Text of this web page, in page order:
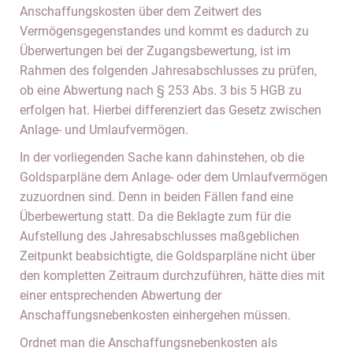
Anschaffungskosten über dem Zeitwert des
Vermögensgegenstandes und kommt es dadurch zu
Überwertungen bei der Zugangsbewertung, ist im
Rahmen des folgenden Jahresabschlusses zu prüfen,
ob eine Abwertung nach § 253 Abs. 3 bis 5 HGB zu
erfolgen hat. Hierbei differenziert das Gesetz zwischen
Anlage- und Umlaufvermögen.
In der vorliegenden Sache kann dahinstehen, ob die
Goldsparpläne dem Anlage- oder dem Umlaufvermögen
zuzuordnen sind. Denn in beiden Fällen fand eine
Überbewertung statt. Da die Beklagte zum für die
Aufstellung des Jahresabschlusses maßgeblichen
Zeitpunkt beabsichtigte, die Goldsparpläne nicht über
den kompletten Zeitraum durchzuführen, hätte dies mit
einer entsprechenden Abwertung der
Anschaffungsnebenkosten einhergehen müssen.
Ordnet man die Anschaffungsnebenkosten als